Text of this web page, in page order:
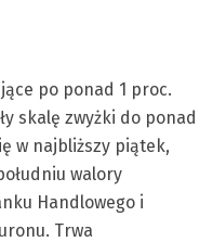
po ponad 1 proc.
skalę zwyżki do ponad
w najbliższy piątek,
walory
Handlowego i
Trwa